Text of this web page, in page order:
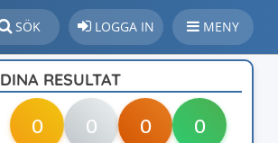
SÖK LOGGA IN MENY
DINA RESULTAT
0 0 0 0